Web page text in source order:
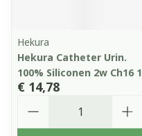
Hekura
Hekura Catheter Urin.
100% Siliconen 2w Ch16 1
€ 14,78